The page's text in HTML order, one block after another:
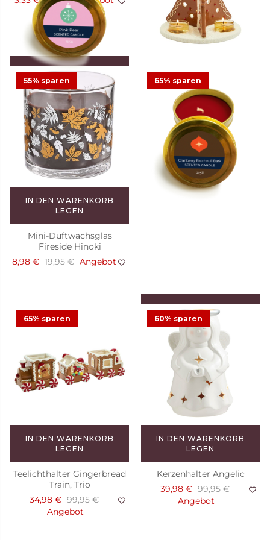
IN DEN WARENKORB
LEGEN
Kerze in der Dose Pink Pear
3,33 € 9,50 € Angebot
16,08 € 45,95 €
Angebot
2
55% sparen
IN DEN WARENKORB
LEGEN
Mini-Duftwachsglas
Fireside Hinoki
8,98 € 19,95 € Angebot
65% sparen
IN DEN WARENKORB
LEGEN
Kerze in der Dose Cranberry
Patchouli Bark
9,50 € Angebot
65% sparen
IN DEN WARENKORB
LEGEN
Teelichthalter Gingerbread
Train, Trio
34,98 € 99,95 €
Angebot
60% sparen
IN DEN WARENKORB
LEGEN
Kerzenhalter Angelic
39,98 € 99,95 €
Angebot